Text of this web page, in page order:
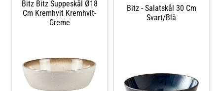
Bitz Bitz Suppeskål Ø18
Cm Kremhvit Kremhvit-
Creme
Bitz - Salatskål 30 Cm
Svart/blå